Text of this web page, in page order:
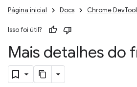
Página inicial Docs Chrome
Isso foi útil?
Mais detalhes do